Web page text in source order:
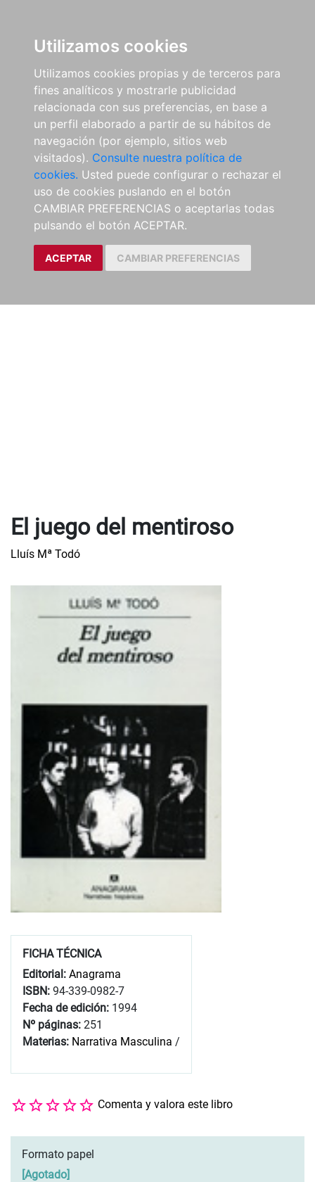
Utilizamos cookies
Utilizamos cookies propias y de terceros para
fines analíticos y mostrarle publicidad
relacionada con sus preferencias, en base a
un perfil elaborado a partir de su hábitos de
navegación (por ejemplo, sitios web
visitados). Consulte nuestra política de
cookies. Usted puede configurar o rechazar el
uso de cookies puslando en el botón
CAMBIAR PREFERENCIAS o aceptarlas todas
pulsando el botón ACEPTAR.
ACEPTAR CAMBIAR PREFERENCIAS
El juego del mentiroso
Lluís Mª Todó
FICHA TÉCNICA
Editorial: Anagrama
ISBN: 94-339-0982-7
Fecha de edición: 1994
Nº páginas: 251
Materias: Narrativa Masculina /
Comenta y valora este libro
Formato papel
[Agotado]